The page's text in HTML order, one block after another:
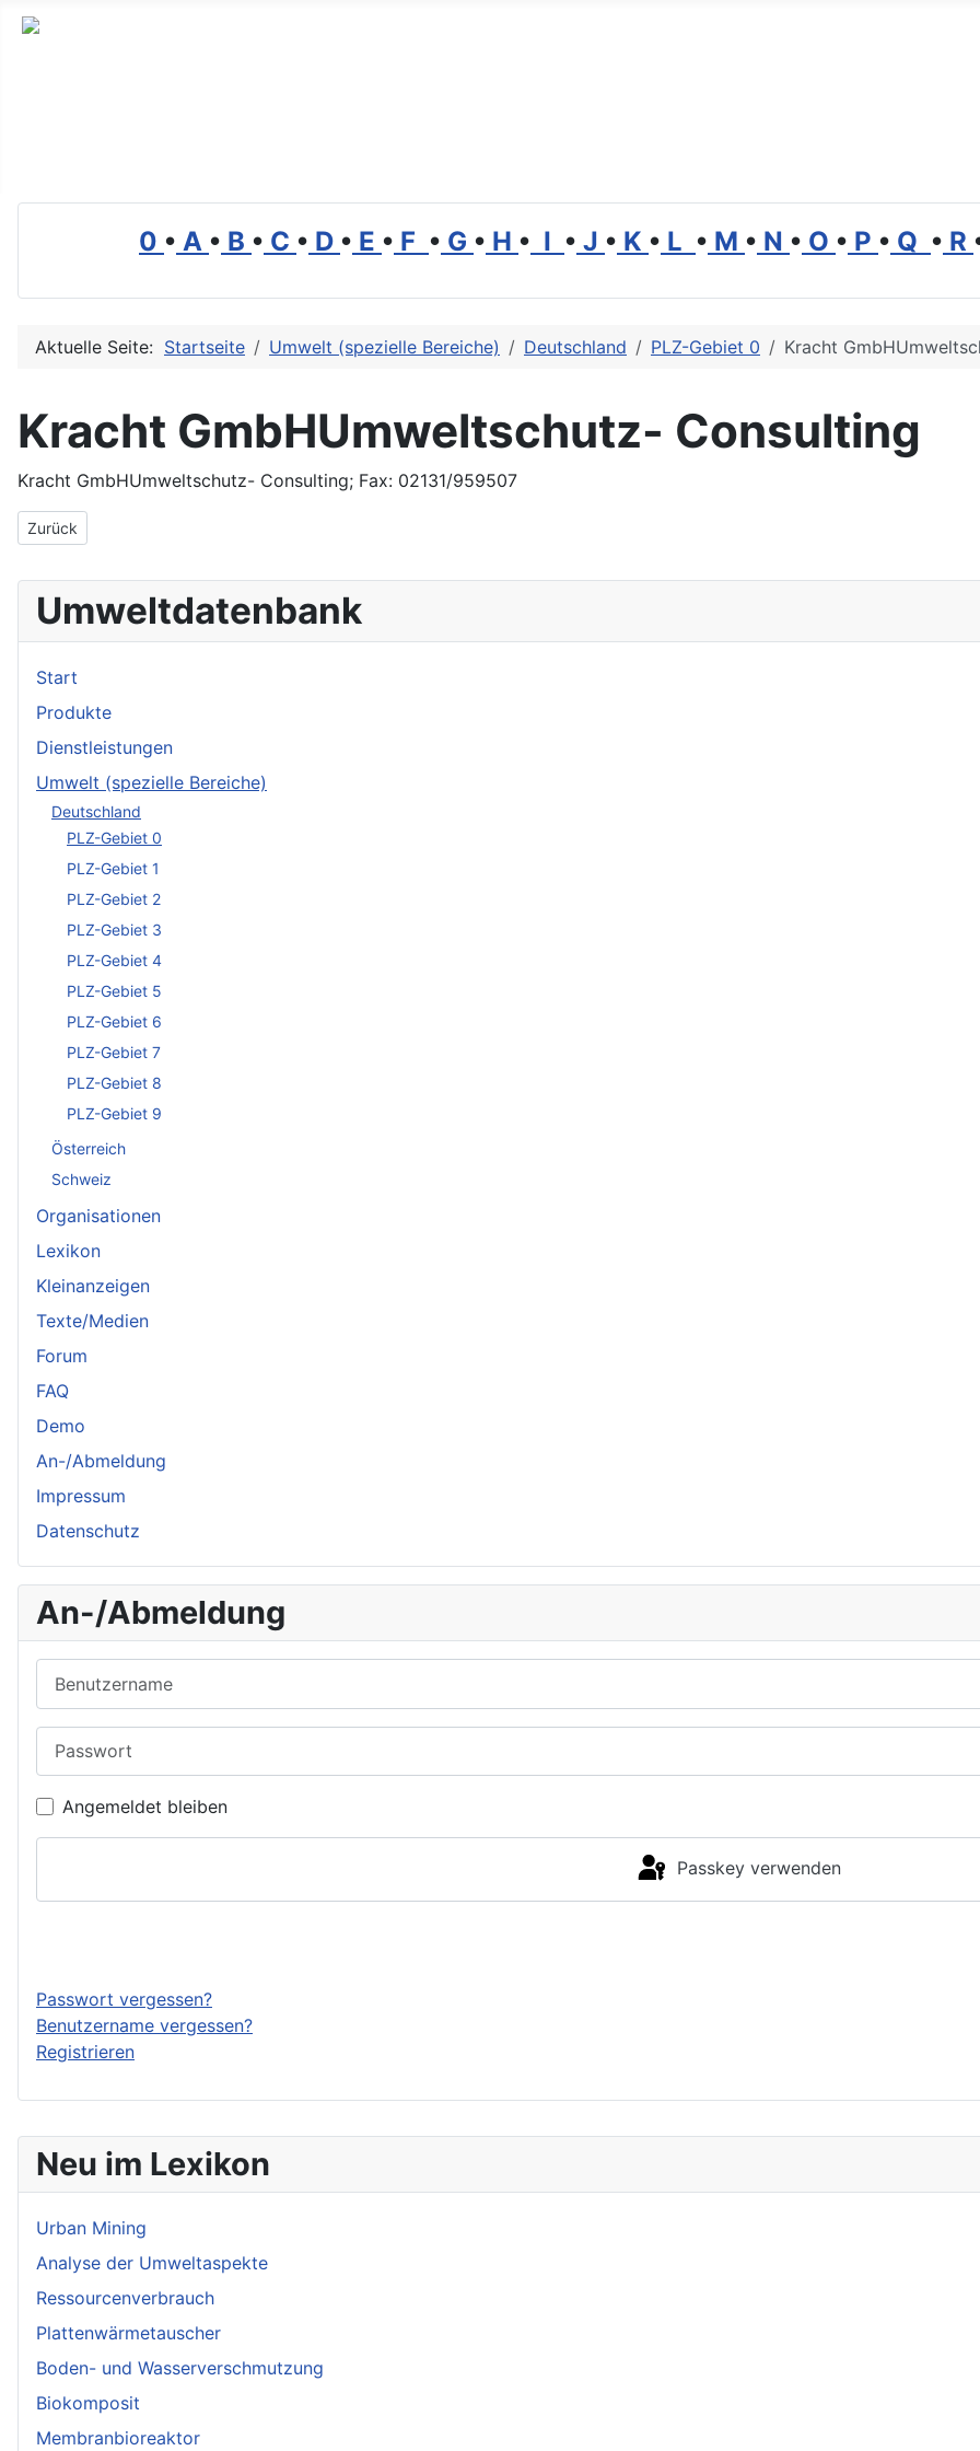
0 • A • B • C • D • E • F • G • H • I • J • K • L • M • N • O • P • Q • R
Neu im Lexikon
Urban Mining
Analyse der Umweltaspekte
Ressourcenverbrauch
Plattenwärmetauscher
Boden- und Wasserverschmutzung
Biokomposit
Membranbioreaktor
Aktuelle Seite: Startseite Umwelt (spezielle Bereiche) Deutschland PLZ-Gebiet 0 Kracht
Kracht GmbHUmweltschutz- Consulting
Kracht GmbHUmweltschutz- Consulting; Fax: 02131/959507
Vorheriger Beitrag: Kontrolltechnik GmbH Gesellschaft für Materialprüfung
Zurück
Umweltdatenbank
Start
Produkte
Dienstleistungen
Umwelt (spezielle Bereiche)
Deutschland
PLZ-Gebiet 0
PLZ-Gebiet 1
PLZ-Gebiet 2
PLZ-Gebiet 3
PLZ-Gebiet 4
PLZ-Gebiet 5
PLZ-Gebiet 6
PLZ-Gebiet 7
PLZ-Gebiet 8
PLZ-Gebiet 9
Österreich
Schweiz
Organisationen
Lexikon
Kleinanzeigen
Texte/Medien
Forum
FAQ
Demo
An-/Abmeldung
Impressum
Datenschutz
An-/Abmeldung
Angemeldet bleiben
Passkey verwenden
Passwort vergessen?
Benutzername vergessen?
Registrieren